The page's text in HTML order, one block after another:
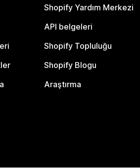
Shopify Yardım Merkezi
API belgeleri
Shopify Topluluğu
Shopify Blogu
Araştırma